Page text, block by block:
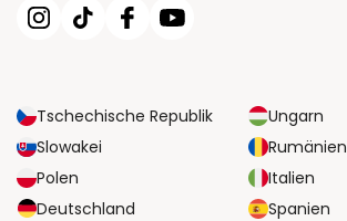
Tschechische Republik
Ungarn
Slowakei
Rumänien
Polen
Italien
Deutschland
Spanien